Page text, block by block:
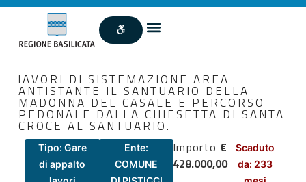
lAVORI DI SISTEMAZIONE AREA
ANTISTANTE IL SANTUARIO DELLA
MADONNA DEL CASALE E PERCORSO
PEDONALE DALLA CHIESETTA DI SANTA
CROCE AL SANTUARIO.
Tipo: Gare
di appalto
Ente:
COMUNE
Importo €
428.000,00
Scaduto
da: 233